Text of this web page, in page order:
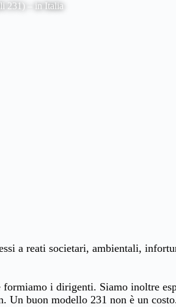
231) – in Italia
a reati societari, ambientali,
i dirigenti. Siamo inoltre
buon modello 231 non è un